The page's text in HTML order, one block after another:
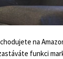
na
funkci